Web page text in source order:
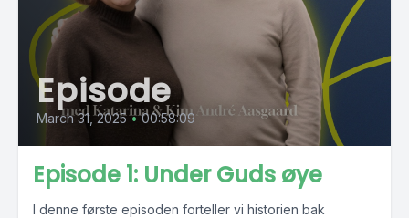
Episode
March 31, 2025 • 00:58:09
Episode 1: Under Guds øye
I denne første episoden forteller vi historien bak